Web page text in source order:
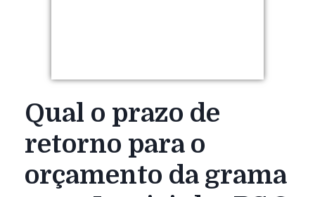
Qual o prazo de
retorno para o
orçamento da grama